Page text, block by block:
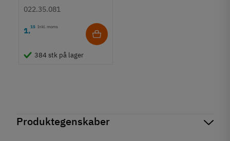
- Krydskærv
022.35.081
1,15 Inkl. moms
384 stk på lager
Produktegenskaber